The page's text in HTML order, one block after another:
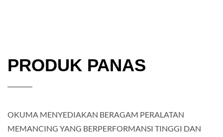
PRODUK PANAS
OKUMA MENYEDIAKAN BERAGAM PERALATAN
MEMANCING YANG BERPERFORMANSI TINGGI DAN